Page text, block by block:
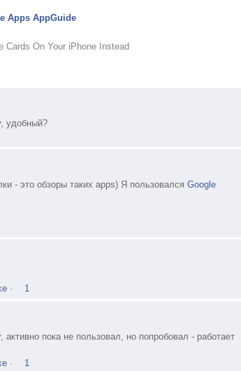
Apps AppGuide
Cards On Your iPhone Instead
, удобный?
- это обзоры таких apps) Я пользовался Google
· 1
активно пока не пользовал, но попробовал - работает
· 1